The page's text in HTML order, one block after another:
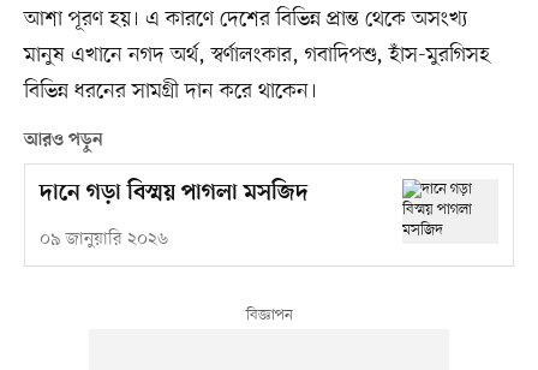
আশা পূরণ হয়। এ কারণে দেশের বিভিন্ন প্রান্ত থেকে অসংখ্য
মানুষ এখানে নগদ অর্থ, স্বর্ণালংকার, গবাদিপশু, হাঁস-মুরগিসহ
বিভিন্ন ধরনের সামগ্রী দান করে থাকেন।
আরও পড়ুন
দানে গড়া বিস্ময় পাগলা মসজিদ
০৯ জানুয়ারি ২০২৬